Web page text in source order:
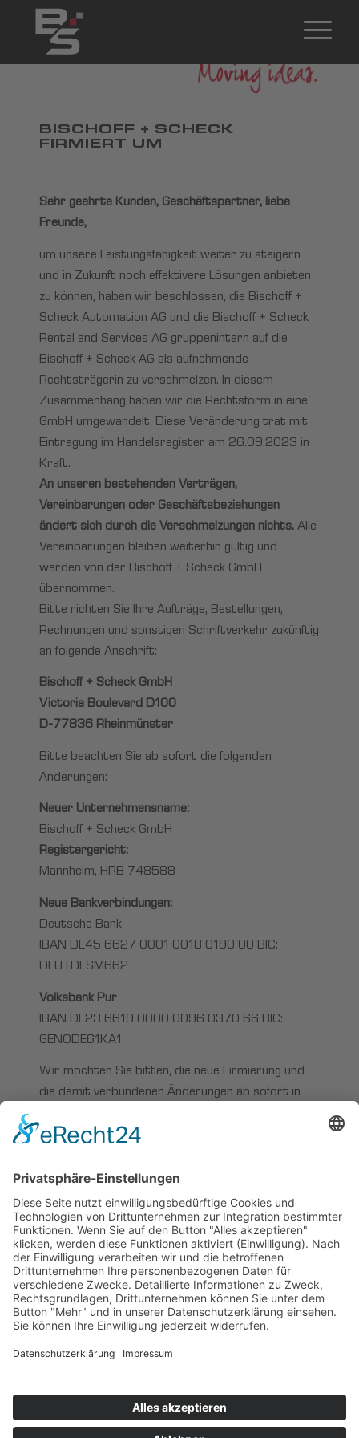
BISCHOFF + SCHECK
FIRMIERT UM
Sehr geehrte Kunden, Geschäftspartner, liebe
Freunde,
um unsere Leistungsfähigkeit weiter zu steigern
und in Zukunft noch effektivere Lösungen anbieten
zu können, haben wir beschlossen, die Bischoff +
Scheck Automation AG und die Bischoff + Scheck
Rental and Services AG gruppenintern auf die
Bischoff + Scheck AG als aufnehmende
Rechtsträgerin zu verschmelzen. In diesem
Zusammenhang haben wir die Rechtsform in eine
GmbH umgewandelt. Diese Veränderung trat mit
Eintragung im Handelsregister am 26.09.2023 in
Kraft.
An unseren bestehenden Verträgen,
Vereinbarungen oder Geschäftsbeziehungen
ändert sich durch die Verschmelzungen nichts.Alle
Vereinbarungen bleiben weiterhin gültig und
werden von der Bischoff + Scheck GmbH
übernommen.
Bitte richten Sie Ihre Aufträge, Bestellungen,
Rechnungen und sonstigen Schriftverkehr zukünftig
an folgende Anschrift:
Bischoff + Scheck GmbH
Victoria Boulevard D100
D-77836 Rheinmünster
Bitte beachten Sie ab sofort die folgenden
Änderungen:
Neuer Unternehmensname:
Bischoff + Scheck GmbH
Registergericht:
Mannheim, HRB 748588
Neue Bankverbindungen:
Deutsche Bank
IBAN DE45 6627 0001 0018 0190 00 BIC:
DEUTDESM662
Volksbank Pur
IBAN DE23 6619 0000 0096 0370 66 BIC:
GENODE61KA1
Wir möchten Sie bitten, die neue Firmierung und
die damit verbundenen Änderungen ab sofort in
Rechnungen zu verwenden, sowie die
Systemen vorzunehmen.
Wir bedanken uns herzlich für Ihre Treue und
freuen uns auf eine weiterhin erfolgreiche
Zusammenarbeit.
Mit freundlichen Grüßen
Bernd Bischoff und Volker Scheck
Geschäftsführer
News >
Bischoff + Scheck firmiert
um